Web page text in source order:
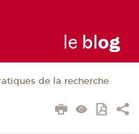
le blog
de la recherche